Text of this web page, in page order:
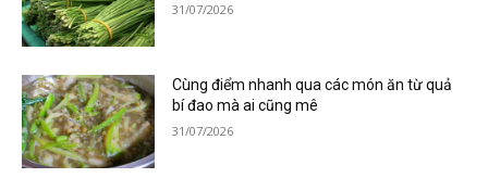
31/07/2026
Cùng điểm nhanh qua các món ăn từ quả
bí đao mà ai cũng mê
31/07/2026